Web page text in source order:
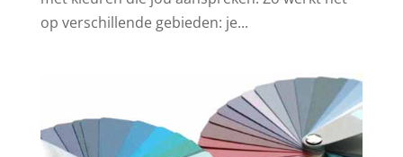
op verschillende gebieden: je...